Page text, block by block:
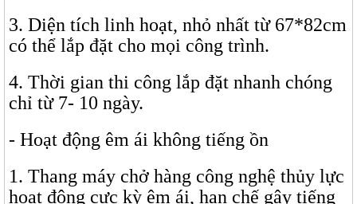
3. Diện tích linh hoạt, nhỏ nhất từ 67*82cm
có thể lắp đặt cho mọi công trình.
4. Thời gian thi công lắp đặt nhanh chóng
chỉ từ 7- 10 ngày.
- Hoạt động êm ái không tiếng ồn
1. Thang máy chở hàng công nghệ thủy lực
hoạt động cực kỳ êm ái, hạn chế gây tiếng